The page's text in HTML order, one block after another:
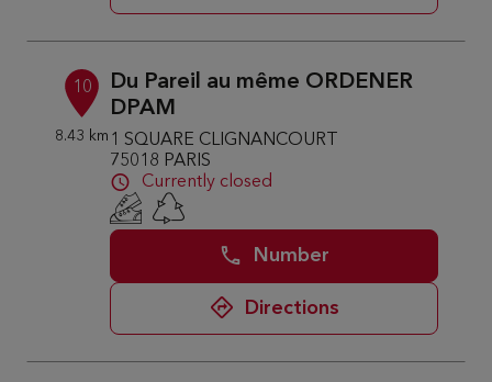
10
8.43 km
Du Pareil au même ORDENER
DPAM
1 SQUARE CLIGNANCOURT
75018 PARIS
Currently closed
Number
Directions